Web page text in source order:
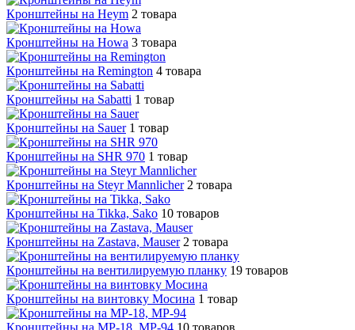
Кронштейны на Heym 2 товара
Кронштейны на Howa 3 товара
Кронштейны на Remington 4 товара
Кронштейны на Sabatti 1 товар
Кронштейны на Sauer 1 товар
Кронштейны на SHR 970 1 товар
Кронштейны на Steyr Mannlicher 2 товара
Кронштейны на Tikka, Sako 10 товаров
Кронштейны на Zastava, Mauser 2 товара
Кронштейны на вентилируемую планку 19 товаров
Кронштейны на винтовку Мосина 1 товар
Кронштейны на МР-18, МР-94 10 товаров